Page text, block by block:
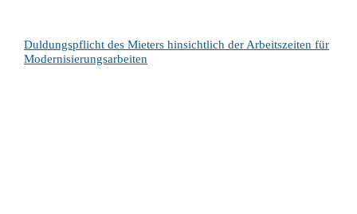
Duldungspflicht des Mieters hinsichtlich der Arbeitszeiten für
Modernisierungsarbeiten